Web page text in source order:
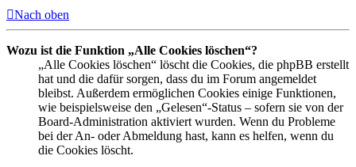
Nach oben
Wozu ist die Funktion „Alle Cookies löschen“?
„Alle Cookies löschen“ löscht die Cookies, die phpBB erstellt
hat und die dafür sorgen, dass du im Forum angemeldet
bleibst. Außerdem ermöglichen Cookies einige Funktionen,
wie beispielsweise den „Gelesen“-Status – sofern sie von der
Board-Administration aktiviert wurden. Wenn du Probleme
bei der An- oder Abmeldung hast, kann es helfen, wenn du
die Cookies löscht.